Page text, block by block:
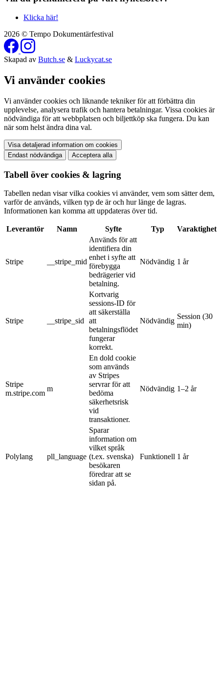
Klicka här!
2026 © Tempo Dokumentärfestival
Skapad av Butch.se & Luckycat.se
Vi använder cookies
Vi använder cookies och liknande tekniker för att förbättra din
upplevelse, analysera trafik och hantera betalningar. Vissa cookies är
nödvändiga för att webbplatsen och biljettköp ska fungera. Du kan
när som helst ändra dina val.
Visa detaljerad information om cookies
Endast nödvändiga
Acceptera alla
Tabell över cookies & lagring
Tabellen nedan visar vilka cookies vi använder, vem som sätter dem,
varför de används, vilken typ de är och hur länge de lagras.
Informationen kan komma att uppdateras över tid.
Leverantör Namn Syfte Typ Varaktighet
Stripe __stripe_mid
Används för att
identifiera din
enhet i syfte att
förebygga
bedrägerier vid
betalning.
Nödvändig 1 år
Stripe __stripe_sid
Kortvarig
sessions-ID för
att säkerställa
att
betalningsflödet
fungerar
korrekt.
Nödvändig
Session (30
min)
Stripe
m.stripe.com
m
En dold cookie
som används
av Stripes
servrar för att
bedöma
säkerhetsrisk
vid
transaktioner.
Nödvändig 1–2 år
Polylang pll_language
Sparar
information om
vilket språk
(t.ex. svenska)
besökaren
föredrar att se
sidan på.
Funktionell 1 år